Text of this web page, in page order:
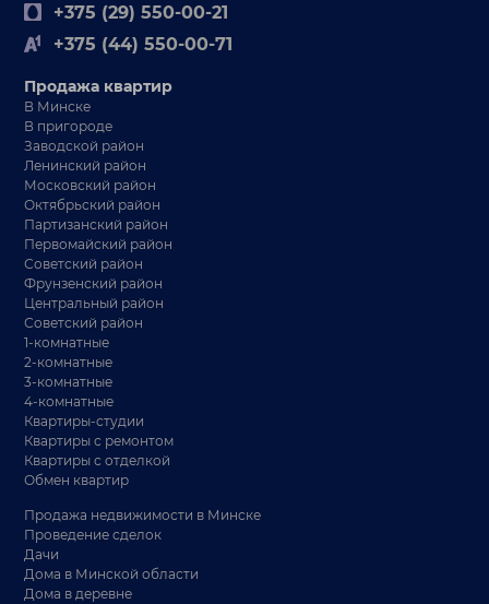
+375 (29) 550-00-21
+375 (44) 550-00-71
Продажа квартир
В Минске
В пригороде
Заводской район
Ленинский район
Московский район
Октябрьский район
Партизанский район
Первомайский район
Советский район
Фрунзенский район
Центральный район
Советский район
1-комнатные
2-комнатные
3-комнатные
4-комнатные
Квартиры-студии
Квартиры с ремонтом
Квартиры с отделкой
Обмен квартир
Продажа недвижимости в Минске
Проведение сделок
Дачи
Дома в Минской области
Дома в деревне